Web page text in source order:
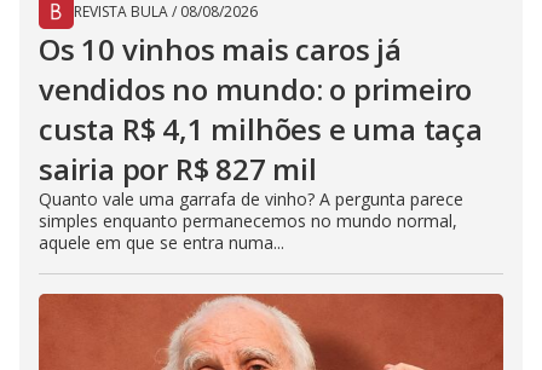
REVISTA BULA/ 08/08/2026
Os 10 vinhos mais caros já
vendidos no mundo: o primeiro
custa R$ 4,1 milhões e uma taça
sairia por R$ 827 mil
Quanto vale uma garrafa de vinho? A pergunta parece
simples enquanto permanecemos no mundo normal,
aquele em que se entra numa...